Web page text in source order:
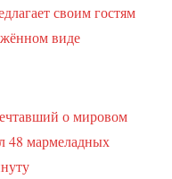
своим гостям
виде
о мировом
48 мармеладных